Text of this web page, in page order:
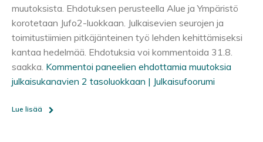
muutoksista. Ehdotuksen perusteella Alue ja Ympäristö
korotetaan Jufo2-luokkaan. Julkaisevien seurojen ja
toimitustiimien pitkäjänteinen työ lehden kehittämiseksi
kantaa hedelmää. Ehdotuksia voi kommentoida 31.8.
saakka. Kommentoi paneelien ehdottamia muutoksia
julkaisukanavien 2 tasoluokkaan | Julkaisufoorumi
Lue lisää